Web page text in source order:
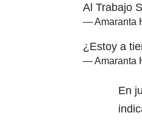
Al Trabajo
— Amaranta
¿Estoy a
— Amaranta
En